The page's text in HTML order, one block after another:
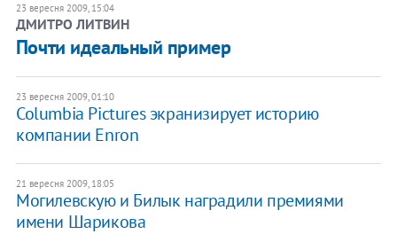
23 вересня 2009, 15:04
ДМИТРО ЛИТВИН
Почти идеальный пример
23 вересня 2009, 01:10
Columbia Pictures экранизирует историю
компании Enron
21 вересня 2009, 18:05
Могилевскую и Билык наградили премиями
имени Шарикова